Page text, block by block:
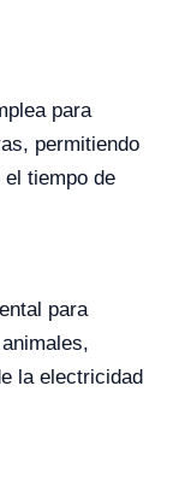
para
permitiendo
tiempo de
para
la electricidad